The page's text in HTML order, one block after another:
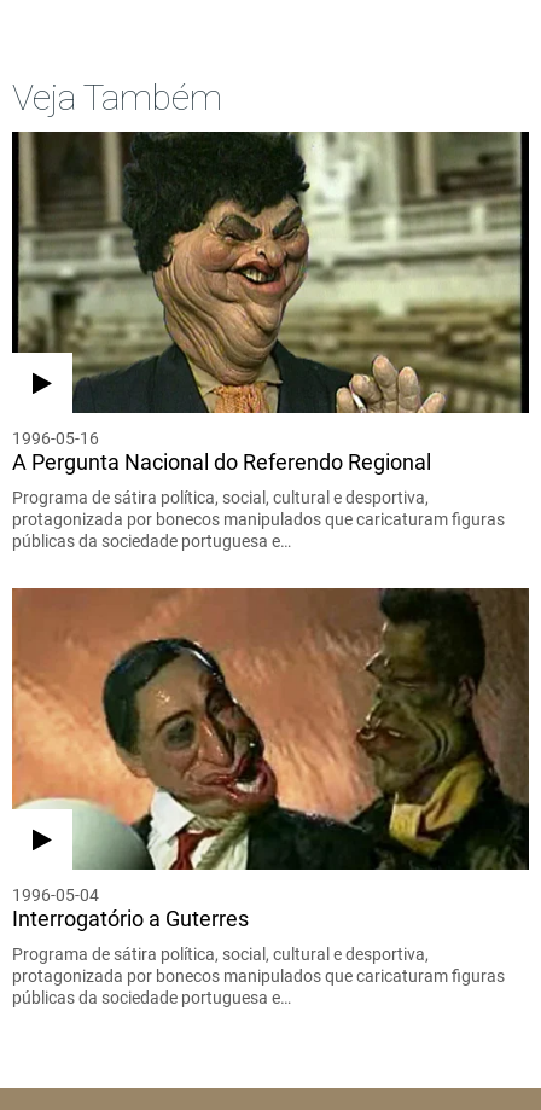
Veja Também
1996-05-16
A Pergunta Nacional do Referendo Regional
Programa de sátira política, social, cultural e desportiva,
protagonizada por bonecos manipulados que caricaturam figuras
públicas da sociedade portuguesa e…
1996-05-04
Interrogatório a Guterres
Programa de sátira política, social, cultural e desportiva,
protagonizada por bonecos manipulados que caricaturam figuras
públicas da sociedade portuguesa e…